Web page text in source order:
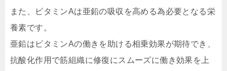
また、ビタミンAは亜鉛の吸収を高める為必要となる栄
養素です。
亜鉛はビタミンAの働きを助ける相乗効果が期待でき、
抗酸化作用で筋組織に修復にスムーズに働き効果を上